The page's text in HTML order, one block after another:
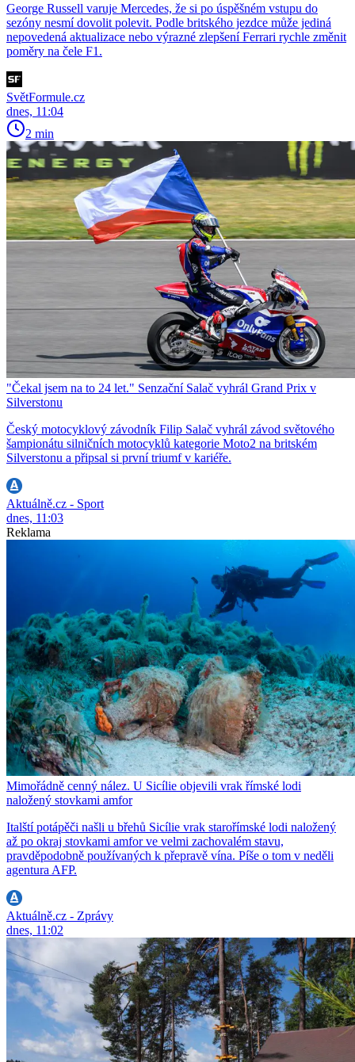
George Russell varuje Mercedes, že si po úspěšném vstupu do
sezóny nesmí dovolit polevit. Podle britského jezdce může jediná
nepovedená aktualizace nebo výrazné zlepšení Ferrari rychle změnit
poměry na čele F1.
SvětFormule.cz
dnes, 11:04
2 min
"Čekal jsem na to 24 let." Senzační Salač vyhrál Grand Prix v
Silverstonu
Český motocyklový závodník Filip Salač vyhrál závod světového
šampionátu silničních motocyklů kategorie Moto2 na britském
Silverstonu a připsal si první triumf v kariéře.
Aktuálně.cz - Sport
dnes, 11:03
Reklama
Mimořádně cenný nález. U Sicílie objevili vrak římské lodi
naložený stovkami amfor
Italští potápěči našli u břehů Sicílie vrak starořímské lodi naložený
až po okraj stovkami amfor ve velmi zachovalém stavu,
pravděpodobně používaných k přepravě vína. Píše o tom v neděli
agentura AFP.
Aktuálně.cz - Zprávy
dnes, 11:02